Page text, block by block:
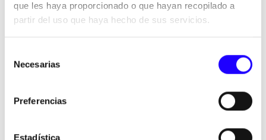
que les haya proporcionado o que hayan recopilado a
partir del uso que haya hecho de sus servicios.
Necesarias
Preferencias
Estadística
Necesitarás un
(quizá tengas que
puntos que mejoren tu